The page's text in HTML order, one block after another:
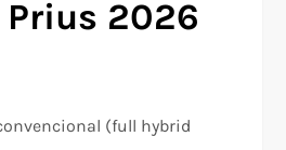
Prius 2026
(full hybrid